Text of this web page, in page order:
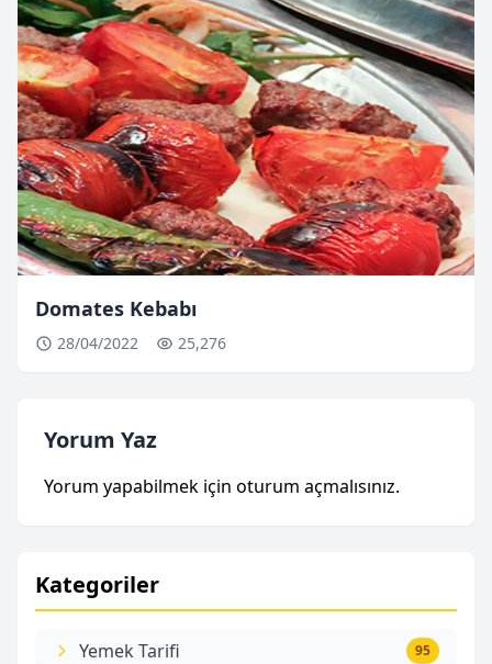
Kategoriler
Yemek Tarifi 95
Domates Kebabı
28/04/2022 25,276
Yorum Yaz
Yorum yapabilmek için oturum açmalısınız.